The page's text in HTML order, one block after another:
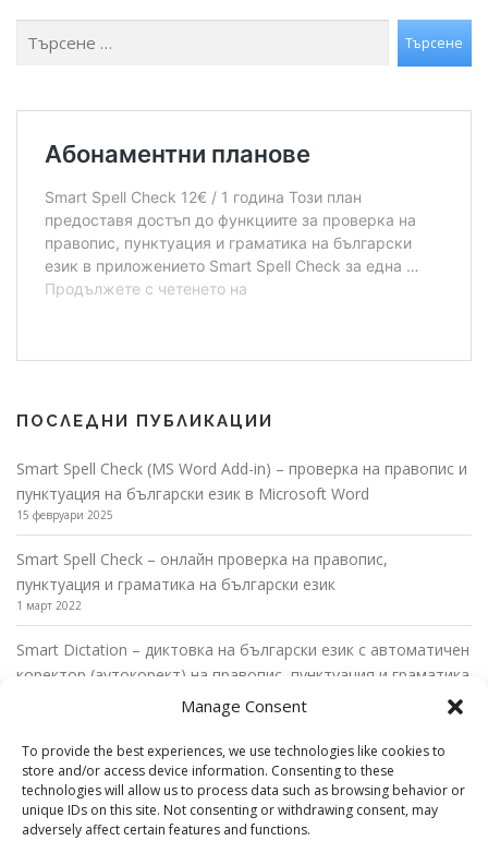
Manage Consent
To provide the best experiences, we use technologies like cookies to
store and/or access device information. Consenting to these
technologies will allow us to process data such as browsing behavior or
unique IDs on this site. Not consenting or withdrawing consent, may
adversely affect certain features and functions.
Търсене
ПОСЛЕДНИ ПУБЛИКАЦИИ
Smart Spell Check (MS Word Add-in) – проверка на правопис и
пунктуация на български език в Microsoft Word
15 февруари 2025
Smart Spell Check – онлайн проверка на правопис,
пунктуация и граматика на български език
1 март 2022
Smart Dictation – диктовка на български език с автоматичен
коректор (аутокорект) на правопис, пунктуация и граматика
Диктовка на български език в Microsoft Word с автоматични
пунктуационни правила
26 февруари 2022
Диктовка на български език в Microsoft Outlook с